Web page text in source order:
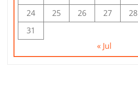
24
25 26 27 28
31
« Jul